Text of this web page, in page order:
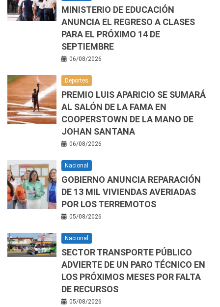
MINISTERIO DE EDUCACIÓN
ANUNCIA EL REGRESO A CLASES
PARA EL PRÓXIMO 14 DE
SEPTIEMBRE
06/08/2026
Deportes
PREMIO LUIS APARICIO SE SUMARÁ
AL SALÓN DE LA FAMA EN
COOPERSTOWN DE LA MANO DE
JOHAN SANTANA
06/08/2026
Nacional
GOBIERNO ANUNCIA REPARACIÓN
DE 13 MIL VIVIENDAS AVERIADAS
POR LOS TERREMOTOS
05/08/2026
Nacional
SECTOR TRANSPORTE PÚBLICO
ADVIERTE DE UN PARO TÉCNICO EN
LOS PRÓXIMOS MESES POR FALTA
DE RECURSOS
05/08/2026